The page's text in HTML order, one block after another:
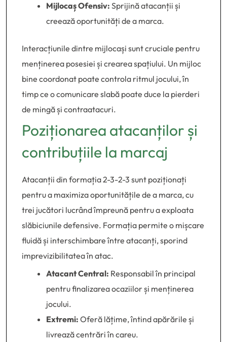
Mijlocaș Ofensiv: Sprijină atacanții și
creează oportunități de a marca.
Interacțiunile dintre mijlocași sunt cruciale pentru
menținerea posesiei și crearea spațiului. Un mijloc
bine coordonat poate controla ritmul jocului, în
timp ce o comunicare slabă poate duce la pierderi
de mingă și contraatacuri.
Poziționarea atacanților și
contribuțiile la marcaj
Atacanții din formația 2-3-2-3 sunt poziționați
pentru a maximiza oportunitățile de a marca, cu
trei jucători lucrând împreună pentru a exploata
slăbiciunile defensive. Formația permite o mișcare
fluidă și interschimbare între atacanți, sporind
imprevizibilitatea în atac.
Atacant Central: Responsabil în principal
pentru finalizarea ocaziilor și menținerea
jocului.
Extremi: Oferă lățime, întind apărările și
livrează centrări în careu.